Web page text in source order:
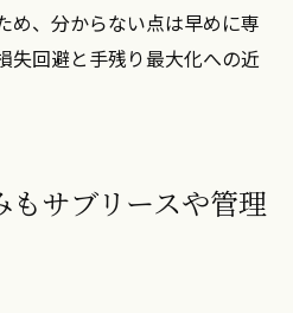
め、分からない点は早めに専
失回避と手残り最大化への近
サブリースや管理